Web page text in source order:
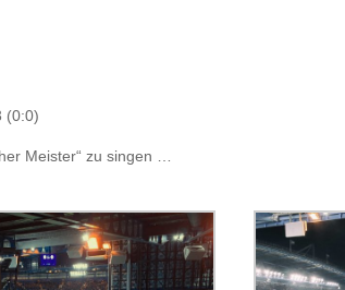
(0:0)
Meister“ zu singen …